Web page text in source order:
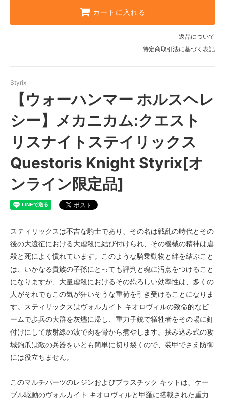
カートに入れる
返品について
特定商取引法に基づく表記
Styrix
【ウォーハンマー ホルスヘレ
シー】メカニカム:クエスト
リスナイトステイリックス
Questoris Knight Styrix[オ
ンライン限定品]
スティリックスは不吉な騎士であり、その名は戦乱の時代とその
後の大遠征における大虐殺に結び付けられ、その機械の精神は虐
殺と死によく慣れています。このような騎乗動物と絆を結ぶこと
は、いかなる貴族の子孫にとっても評判と魂に汚点をつけること
になりますが、大量虐殺におけるその恐ろしい効率性は、多くの
人がそれでもこの気が狂いそうな重荷を引き受けることになりま
す。スティリックスはヴォルカイト キオロヴィルの致命的なビ
ームで歩兵の大群を灰燼に帰し、重力子銃で犠牲者をその場に釘
付けにして放射線の波で肉を骨から煮やします。挟み込み式の攻
城鉤爪は敵の兵器をいとも簡単に切り裂くので、装甲でさえ防御
には役立ちません。
このマルチパーツのレジンおよびプラスチック キットは、ケー
ブル駆動のヴォルカイト キオロヴィルと甲羅に搭載された重力